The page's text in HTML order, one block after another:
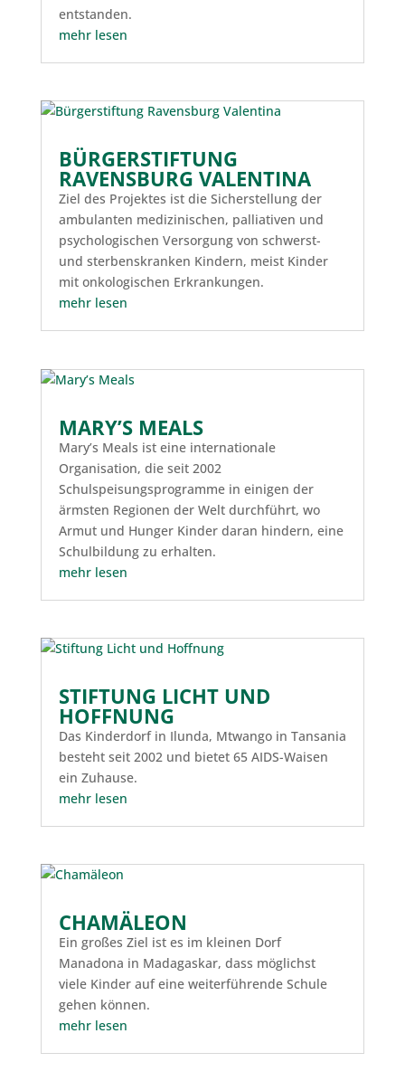
entstanden.
mehr lesen
BÜRGERSTIFTUNG
RAVENSBURG VALENTINA
Ziel des Projektes ist die Sicherstellung der
ambulanten medizinischen, palliativen und
psychologischen Versorgung von schwerst-
und sterbenskranken Kindern, meist Kinder
mit onkologischen Erkrankungen.
mehr lesen
MARY’S MEALS
Mary’s Meals ist eine internationale
Organisation, die seit 2002
Schulspeisungsprogramme in einigen der
ärmsten Regionen der Welt durchführt, wo
Armut und Hunger Kinder daran hindern, eine
Schulbildung zu erhalten.
mehr lesen
STIFTUNG LICHT UND
HOFFNUNG
Das Kinderdorf in Ilunda, Mtwango in Tansania
besteht seit 2002 und bietet 65 AIDS-Waisen
ein Zuhause.
mehr lesen
CHAMÄLEON
Ein großes Ziel ist es im kleinen Dorf
Manadona in Madagaskar, dass möglichst
viele Kinder auf eine weiterführende Schule
gehen können.
mehr lesen